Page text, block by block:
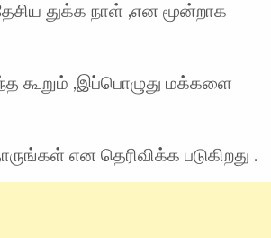
துக்க நாள் ,என மூன்றாக
கூறும் ,இப்பொழுது மக்களை
என தெரிவிக்க படுகிறது .